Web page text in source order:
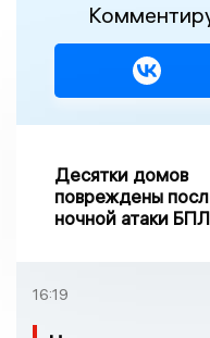
Десятки домов
повреждены
ночной атаки
16:19